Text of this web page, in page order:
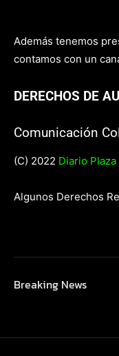
Además tenemos
contamos con un
DERECHOS DE
Comunicación
(C) 2022 Diario
Algunos Derechos
Breaking News